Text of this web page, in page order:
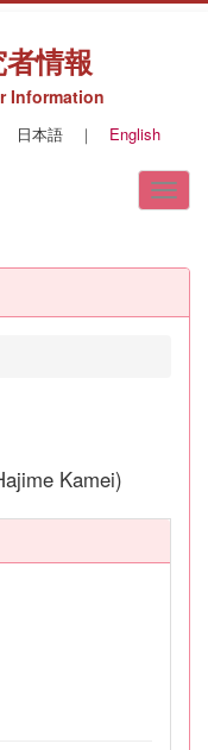
情報
Information
日本語 ｜ English
Kamei)